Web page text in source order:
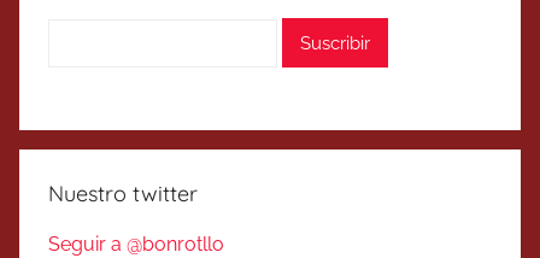
Nuestro twitter
Seguir a @bonrotllo